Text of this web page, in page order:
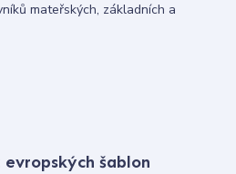
mateřských, základních a
šablon